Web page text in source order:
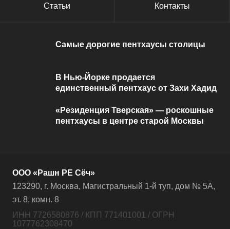
Статьи Контакты
Самые дорогие пентхаусы столицы
В Нью-Йорке продается
единственный пентхаус от Захи Хадид
«Резиденция Тверская» — роскошные
пентхаусы в центре старой Москвы
ООО «Рашн РЕ Сёч»
123290, г. Москва, Магистральный 1-й туп, дом № 5А,
эт. 8, комн. 8
ИНН 7726580876 / КПП 771401001 / ОГРН
1077762308470